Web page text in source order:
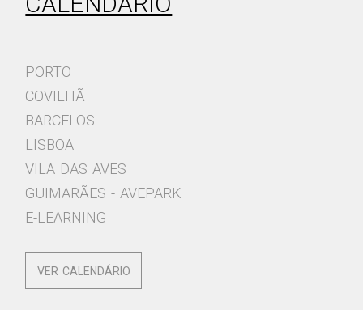
PORTO
COVILHÃ
BARCELOS
LISBOA
VILA DAS AVES
GUIMARÃES - AVEPARK
E-LEARNING
VER CALENDÁRIO